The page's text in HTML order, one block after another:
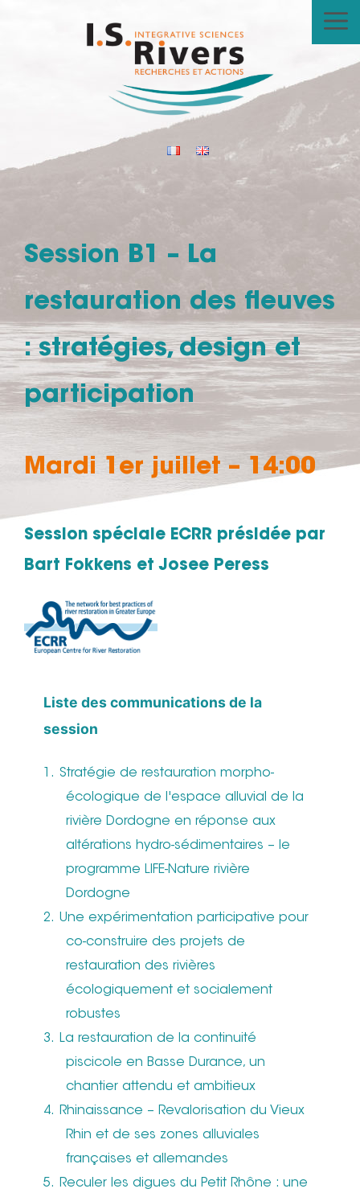
Session B1 – La
restauration des fleuves
: stratégies, design et
participation
Mardi 1er juillet – 14:00
Session spéciale ECRR présidée par
Bart Fokkens et Josee Peress
Liste des communications de la
session
Stratégie de restauration morpho-
écologique de l'espace alluvial de la
rivière Dordogne en réponse aux
altérations hydro-sédimentaires – le
programme LIFE-Nature rivière
Dordogne
Une expérimentation participative pour
co-construire des projets de
restauration des rivières
écologiquement et socialement
robustes
La restauration de la continuité
piscicole en Basse Durance, un
chantier attendu et ambitieux
Rhinaissance – Revalorisation du Vieux
Rhin et de ses zones alluviales
françaises et allemandes
Reculer les digues du Petit Rhône : une